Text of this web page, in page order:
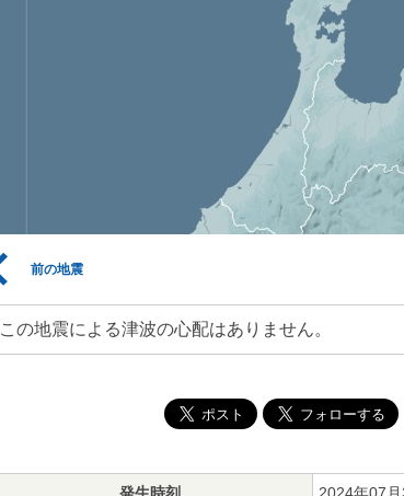
前の地震
この地震による津波の心配はありません。